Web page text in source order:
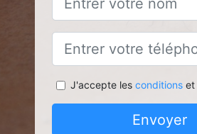
J'accepte les conditionset
Envoyer